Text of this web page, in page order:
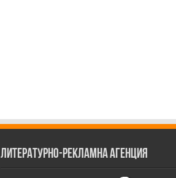
Литературно-рекламна агенция